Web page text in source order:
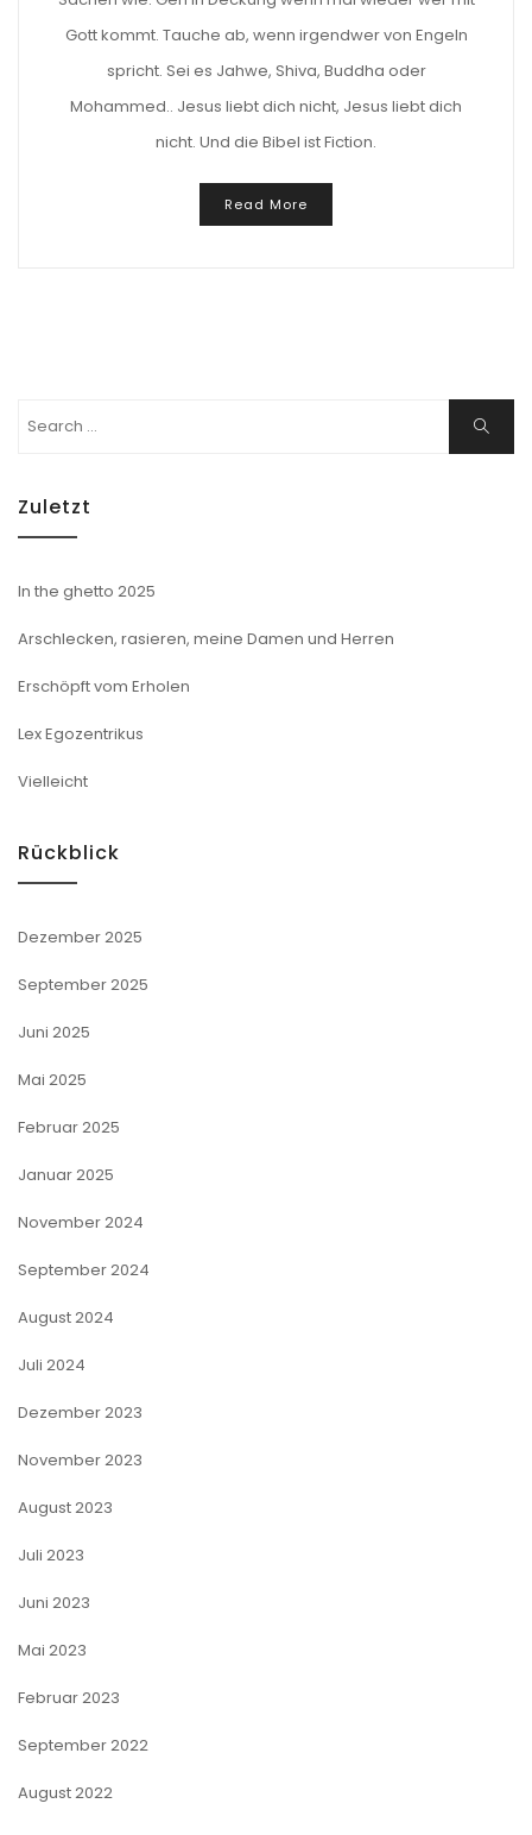
Gott kommt. Tauche ab, wenn irgendwer von Engeln
spricht. Sei es Jahwe, Shiva, Buddha oder
Mohammed.. Jesus liebt dich nicht, Jesus liebt dich
nicht. Und die Bibel ist Fiction.
Read More
Search
Search
Zuletzt
In the ghetto 2025
Arschlecken, rasieren, meine Damen und Herren
Erschöpft vom Erholen
Lex Egozentrikus
Vielleicht
Rückblick
Dezember 2025
September 2025
Juni 2025
Mai 2025
Februar 2025
Januar 2025
November 2024
September 2024
August 2024
Juli 2024
Dezember 2023
November 2023
August 2023
Juli 2023
Juni 2023
Mai 2023
Februar 2023
September 2022
August 2022